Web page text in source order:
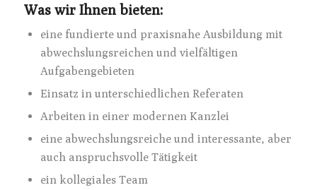
Was wir Ihnen bieten:
eine fundierte und praxisnahe Ausbildung mit
abwechslungsreichen und vielfältigen
Aufgabengebieten
Einsatz in unterschiedlichen Referaten
Arbeiten in einer modernen Kanzlei
eine abwechslungsreiche und interessante, aber
auch anspruchsvolle Tätigkeit
ein kollegiales Team